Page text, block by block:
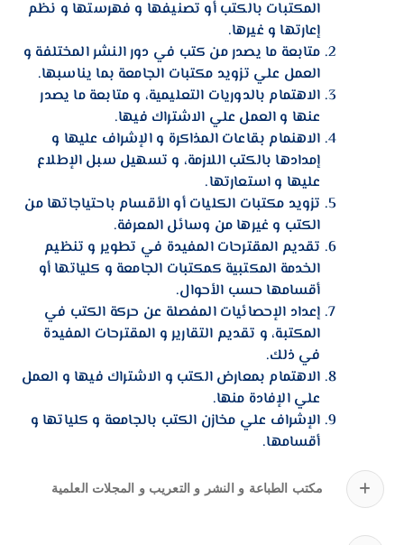
المكتبات بالكتب أو تصنيفها و فهرستها و نظم
إعارتها و غيرها.
متابعة ما يصدر من كتب في دور النشر المختلفة و
العمل علي تزويد مكتبات الجامعة بما يناسبها.
الاهتمام بالدوريات التعليمية، و متابعة ما يصدر
عنها و العمل علي الاشتراك فيها.
الاهنمام بقاعات المذاكرة و الإشراف عليها و
إمدادها بالكتب اللازمة، و تسهيل سبل الإطلاع
عليها و استعارتها.
تزويد مكتبات الكليات أو الأقسام باحتياجاتها من
الكتب و غيرها من وسائل المعرفة.
تقديم المقترحات المفيدة في تطوير و تنظيم
الخدمة المكتبية كمكتبات الجامعة و كلياتها أو
أقسامها حسب الأحوال.
إعداد الإحصائيات المفصلة عن حركة الكتب في
المكتبة، و تقديم التقارير و المقترحات المفيدة
في ذلك.
الاهتمام بمعارض الكتب و الاشتراك فيها و العمل
علي الإفادة منها.
الإشراف علي مخازن الكتب بالجامعة و كلياتها و
أقسامها.
مكتب الطباعة و النشر و التعريب و المجلات العلمية